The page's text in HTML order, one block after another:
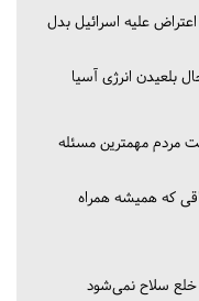
علیه اسرائیل بدل
بلعیدن انرژی آسیا
مردم مهمترین مسئله
که همیشه همراه
خلع سلاح نمی‌شود